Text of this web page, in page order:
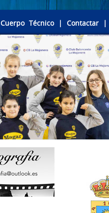
Cuerpo Técnico| Contactar |